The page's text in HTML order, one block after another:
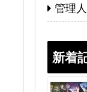
管理
新着